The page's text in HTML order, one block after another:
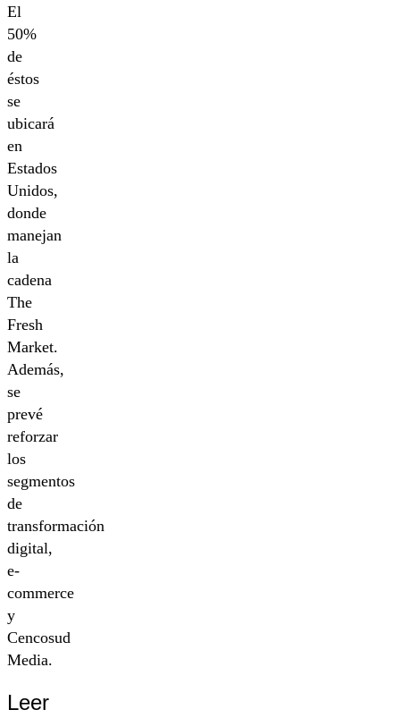
El
50%
de
éstos
se
ubicará
en
Estados
Unidos,
donde
manejan
la
cadena
The
Fresh
Market.
Además,
se
prevé
reforzar
los
segmentos
de
transformación
digital,
e-
commerce
y
Cencosud
Media.
Leer